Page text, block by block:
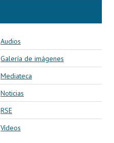
Audios
Galería de imágenes
Mediateca
Noticias
RSE
Vídeos